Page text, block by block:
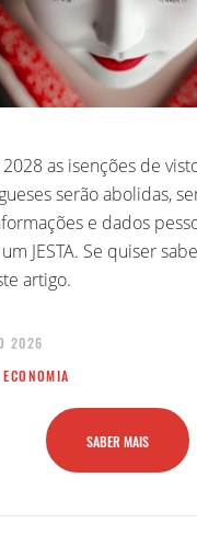
as isenções de
serão abolidas,
e dados
JESTA. Se quiser
artigo.
2026
SABER MAIS